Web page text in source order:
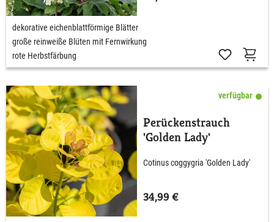
dekorative eichenblattförmige Blätter
große reinweiße Blüten mit Fernwirkung
rote Herbstfärbung
verfügbar
Perückenstrauch
'Golden Lady'
Cotinus coggygria 'Golden Lady'
34,99 €